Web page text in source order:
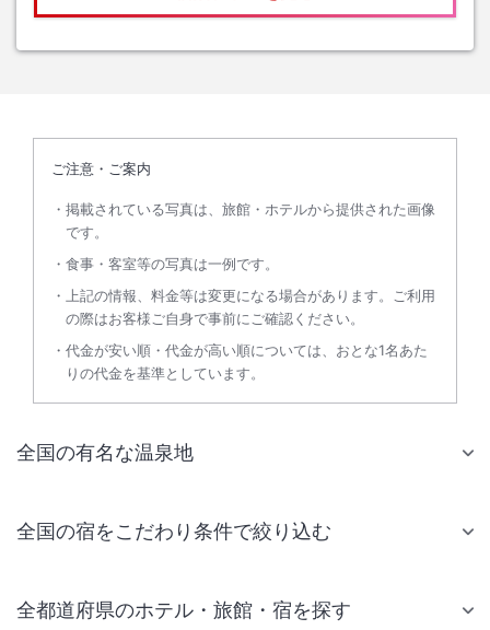
ご注意・ご案内
掲載されている写真は、旅館・ホテルから提供された画像
です。
食事・客室等の写真は一例です。
上記の情報、料金等は変更になる場合があります。ご利用
の際はお客様ご自身で事前にご確認ください。
代金が安い順・代金が高い順については、おとな1名あた
りの代金を基準としています。
全国の有名な温泉地
全国の宿をこだわり条件で絞り込む
全都道府県のホテル・旅館・宿を探す